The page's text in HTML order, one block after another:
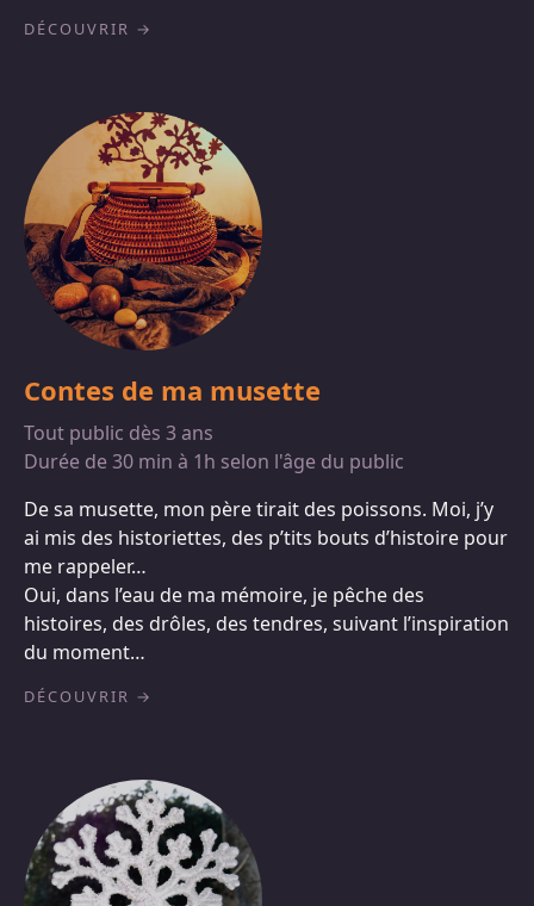
DÉCOUVRIR
Contes de ma musette
Tout public dès 3 ans
Durée de 30 min à 1h selon l'âge du public
De sa musette, mon père tirait des poissons. Moi, j’y
ai mis des historiettes, des p’tits bouts d’histoire pour
me rappeler…
Oui, dans l’eau de ma mémoire, je pêche des
histoires, des drôles, des tendres, suivant l’inspiration
du moment…
DÉCOUVRIR